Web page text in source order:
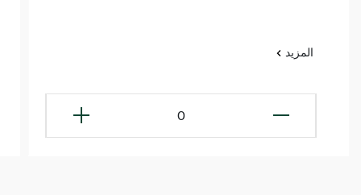
المزيد
0